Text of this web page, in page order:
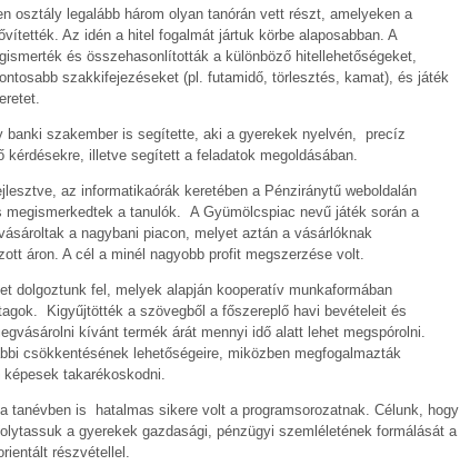
osztály legalább három olyan tanórán vett részt, amelyeken a
Az idén a hitel fogalmát jártuk körbe alaposabban. A
és összehasonlították a különböző hitellehetőségeket,
szakkifejezéseket (pl. futamidő, törlesztés, kamat), és játék
banki szakember is segítette, aki a gyerekek nyelvén, precíz
illetve segített a feladatok megoldásában.
az informatikaórák keretében a Pénziránytű weboldalán
a tanulók. A Gyümölcspiac nevű játék során a
a nagybani piacon, melyet aztán a vásárlóknak
áron. A cél a minél nagyobb profit megszerzése volt.
dolgoztunk fel, melyek alapján kooperatív munkaformában
Kigyűjtötték a szövegből a főszereplő havi bevételeit és
kívánt termék árát mennyi idő alatt lehet megspórolni.
csökkentésének lehetőségeire, miközben megfogalmazták
takarékoskodni.
tanévben is hatalmas sikere volt a programsorozatnak. Célunk, hogy
a gyerekek gazdasági, pénzügyi szemléletének formálását a
részvétellel.